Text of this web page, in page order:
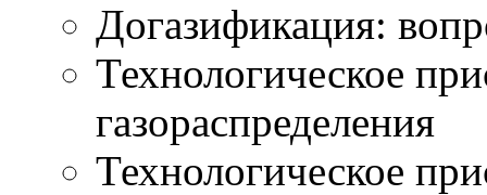
Догазификация:
Технологическое
газораспределения
Технологическое